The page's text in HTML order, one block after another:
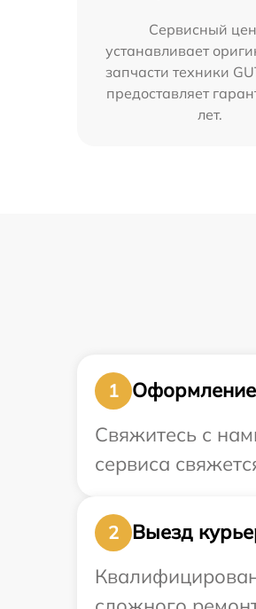
Сервисный
устанавливает
запчасти техники
предоставляет
лет.
1
Свяжитесь с
сервиса
2
Выезд